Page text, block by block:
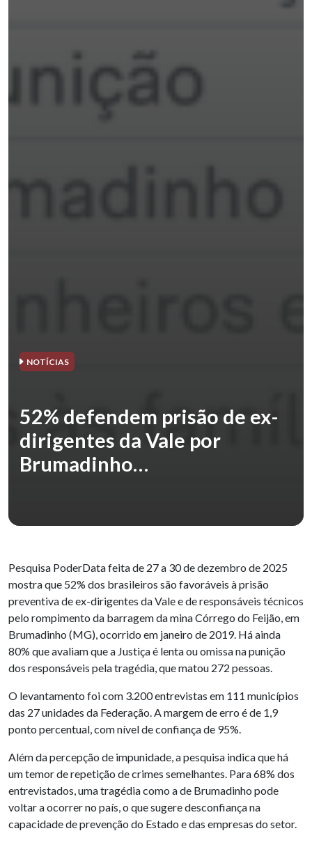
NOTÍCIAS
52% defendem prisão de ex-
dirigentes da Vale por
Brumadinho…
Pesquisa PoderData feita de 27 a 30 de dezembro de 2025
mostra que 52% dos brasileiros são favoráveis à prisão
preventiva de ex-dirigentes da Vale e de responsáveis técnicos
pelo rompimento da barragem da mina Córrego do Feijão, em
Brumadinho (MG), ocorrido em janeiro de 2019. Há ainda
80% que avaliam que a Justiça é lenta ou omissa na punição
dos responsáveis pela tragédia, que matou 272 pessoas.
O levantamento foi com 3.200 entrevistas em 111 municípios
das 27 unidades da Federação. A margem de erro é de 1,9
ponto percentual, com nível de confiança de 95%.
Além da percepção de impunidade, a pesquisa indica que há
um temor de repetição de crimes semelhantes. Para 68% dos
entrevistados, uma tragédia como a de Brumadinho pode
voltar a ocorrer no país, o que sugere desconfiança na
capacidade de prevenção do Estado e das empresas do setor.